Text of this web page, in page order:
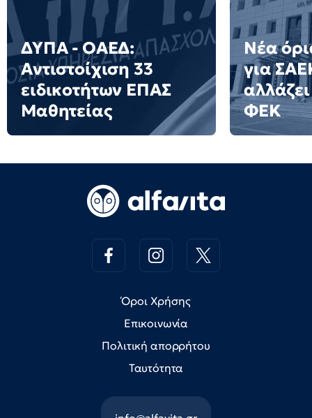
ΔΥΠΑ - ΟΑΕΔ:
Αντιστοίχιση 33
ειδικοτήτων ΕΠΑΣ
Μαθητείας
Νέα
για
ΦΕΚ
Όροι Χρήσης
Επικοινωνία
Πολιτική απορρήτου
Ταυτότητα